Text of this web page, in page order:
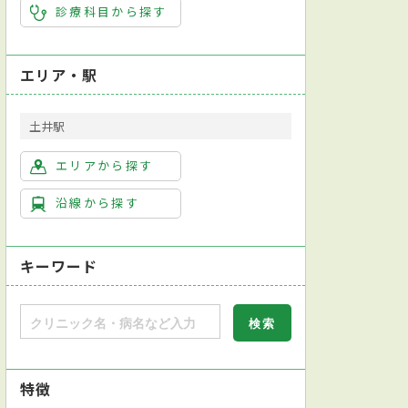
診療科目から探す
エリア・駅
土井駅
エリアから探す
沿線から探す
キーワード
特徴